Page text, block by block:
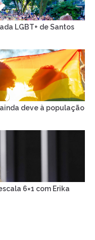
LGBT+ de Santos
deve à população
6×1 com Erika